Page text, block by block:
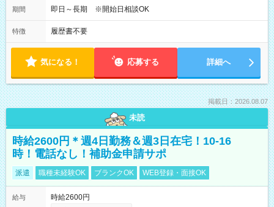
期間 即日～長期 ※開始日相談OK
特徴 履歴書不要
気になる！ 応募する 詳細へ
掲載日：2026.08.07
未読
時給2600円＊週4日勤務＆週3日在宅！10-16
時！電話なし！補助金申請サポ
派遣 職種未経験OK ブランクOK WEB登録・面接OK
給与
時給2600円